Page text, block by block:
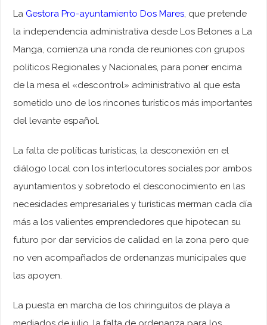
La Gestora Pro-ayuntamiento Dos Mares, que pretende
la independencia administrativa desde Los Belones a La
Manga, comienza una ronda de reuniones con grupos
políticos Regionales y Nacionales, para poner encima
de la mesa el «descontrol» administrativo al que esta
sometido uno de los rincones turísticos más importantes
del levante español.
La falta de políticas turísticas, la desconexión en el
diálogo local con los interlocutores sociales por ambos
ayuntamientos y sobretodo el desconocimiento en las
necesidades empresariales y turísticas merman cada día
más a los valientes emprendedores que hipotecan su
futuro por dar servicios de calidad en la zona pero que
no ven acompañados de ordenanzas municipales que
las apoyen.
La puesta en marcha de los chiringuitos de playa a